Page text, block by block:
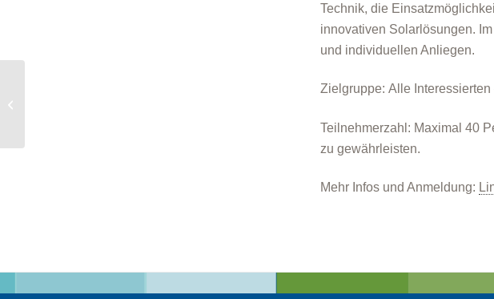
Technik, die
innovativen Solarlösungen.
und individuellen Anliegen.
Zielgruppe: Alle
Teilnehmerzahl: Maximal 40
zu gewährleisten.
Mehr Infos und Anmeldung: